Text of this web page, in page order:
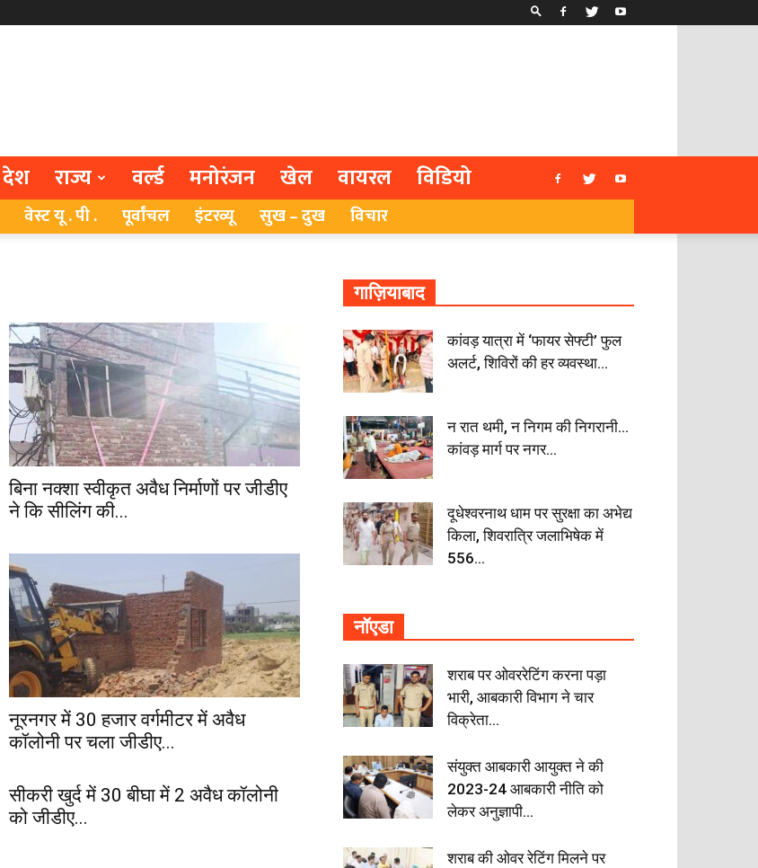
देश राज्य वर्ल्ड मनोरंजन खेल वायरल विडियो
वेस्ट यू . पी . पूर्वांचल इंटरव्यू सुख – दुख विचार
बिना नक्शा स्वीकृत अवैध निर्माणों पर जीडीए
ने कि सीलिंग की...
नूरनगर में 30 हजार वर्गमीटर में अवैध
कॉलोनी पर चला जीडीए...
सीकरी खुर्द में 30 बीघा में 2 अवैध कॉलोनी
को जीडीए...
गाज़ियाबाद
कांवड़ यात्रा में ‘फायर सेफ्टी’ फुल
अलर्ट, शिविरों की हर व्यवस्था...
न रात थमी, न निगम की निगरानी…
कांवड़ मार्ग पर नगर...
दूधेश्वरनाथ धाम पर सुरक्षा का अभेद्य
किला, शिवरात्रि जलाभिषेक में
556...
नॉएडा
शराब पर ओवररेटिंग करना पड़ा
भारी, आबकारी विभाग ने चार
विक्रेता...
संयुक्त आबकारी आयुक्त ने की
2023-24 आबकारी नीति को
लेकर अनुज्ञापी...
शराब की ओवर रेटिंग मिलने पर